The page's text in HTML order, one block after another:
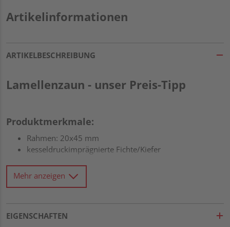
Artikelinformationen
ARTIKELBESCHREIBUNG
Lamellenzaun - unser Preis-Tipp
Produktmerkmale:
Rahmen: 20x45 mm
kesseldruckimprägnierte Fichte/Kiefer
V2A-geschraubt
Für ein optimales Ergebnis Ihres Anstrichs, empfehlen wir
überschüssige Salze der Imprägnierung anfangs an die
Mehr anzeigen
EIGENSCHAFTEN